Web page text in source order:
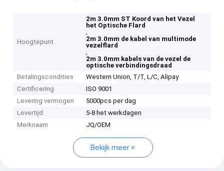
Hoogtepunt
2m 3.0mm ST Koord van het Vezel
het Optische Flard
,
2m 3.0mm de kabel van multimode
vezelflard
,
2m 3.0mm kabels van de vezel de
optische verbindingsdraad
Betalingscondities
Western Union, T/T, L/C, Alipay
Certificering
ISO 9001
Levering vermogen
5000pcs per dag
Levertijd
5-8 het werkdagen
Merknaam
JQ/OEM
Bekijk meer